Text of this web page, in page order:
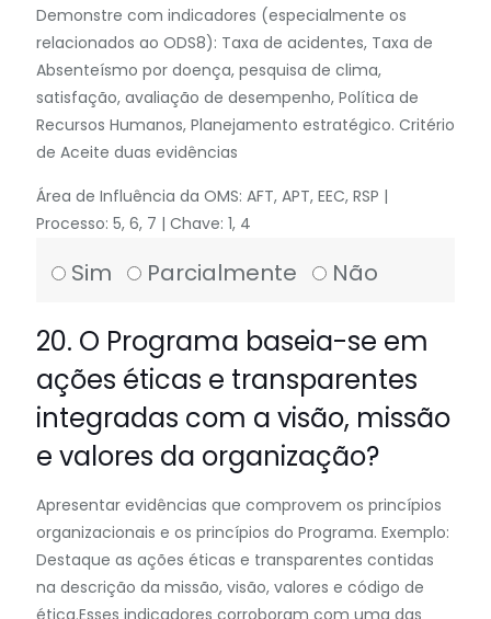
Demonstre com indicadores (especialmente os
relacionados ao ODS8): Taxa de acidentes, Taxa de
Absenteísmo por doença, pesquisa de clima,
satisfação, avaliação de desempenho, Política de
Recursos Humanos, Planejamento estratégico. Critério
de Aceite duas evidências
Área de Influência da OMS: AFT, APT, EEC, RSP |
Processo: 5, 6, 7 | Chave: 1, 4
Sim Parcialmente Não
20. O Programa baseia-se em
ações éticas e transparentes
integradas com a visão, missão
e valores da organização?
Apresentar evidências que comprovem os princípios
organizacionais e os princípios do Programa. Exemplo:
Destaque as ações éticas e transparentes contidas
na descrição da missão, visão, valores e código de
ética.Esses indicadores corroboram com uma das